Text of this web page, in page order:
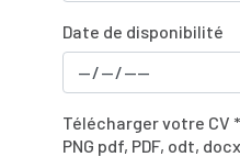
Date de disponibilité
Télécharger votre CV
PNG pdf, PDF, odt,